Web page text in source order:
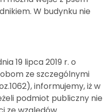
W budynku nie
19 lipca 2019 r. o
ze szczególnymi
informujemy, iż w
podmiot publiczny nie